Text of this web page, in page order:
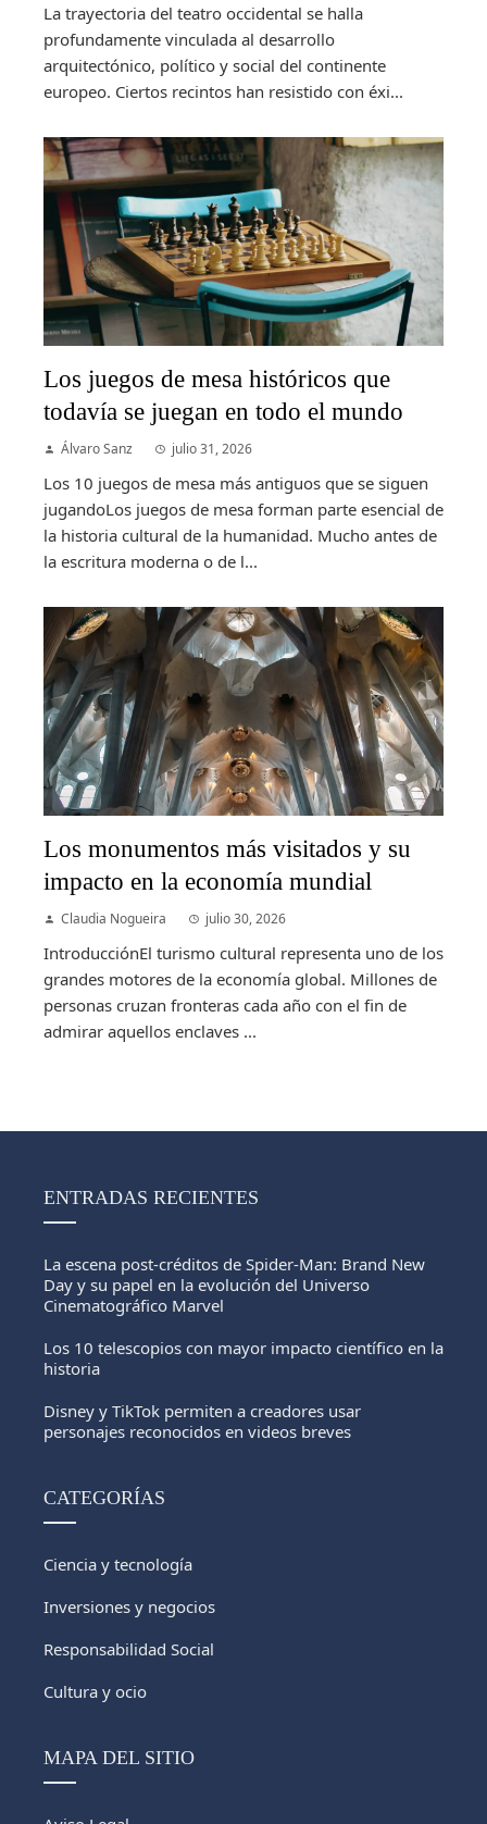
La trayectoria del teatro occidental se halla
profundamente vinculada al desarrollo
arquitectónico, político y social del continente
europeo. Ciertos recintos han resistido con éxi...
Los juegos de mesa históricos que
todavía se juegan en todo el mundo
Álvaro Sanz julio 31, 2026
Los 10 juegos de mesa más antiguos que se siguen
jugandoLos juegos de mesa forman parte esencial de
la historia cultural de la humanidad. Mucho antes de
la escritura moderna o de l...
Los monumentos más visitados y su
impacto en la economía mundial
Claudia Nogueira julio 30, 2026
IntroducciónEl turismo cultural representa uno de los
grandes motores de la economía global. Millones de
personas cruzan fronteras cada año con el fin de
admirar aquellos enclaves ...
ENTRADAS RECIENTES
La escena post-créditos de Spider-Man: Brand New
Day y su papel en la evolución del Universo
Cinematográfico Marvel
Los 10 telescopios con mayor impacto científico en la
historia
Disney y TikTok permiten a creadores usar
personajes reconocidos en videos breves
CATEGORÍAS
Ciencia y tecnología
Inversiones y negocios
Responsabilidad Social
Cultura y ocio
MAPA DEL SITIO